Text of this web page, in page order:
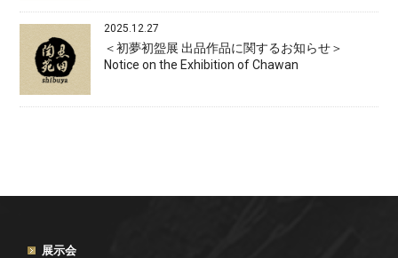
2025.12.27
＜初夢初盌展 出品作品に関するお知らせ＞
Notice on the Exhibition of Chawan
展示会